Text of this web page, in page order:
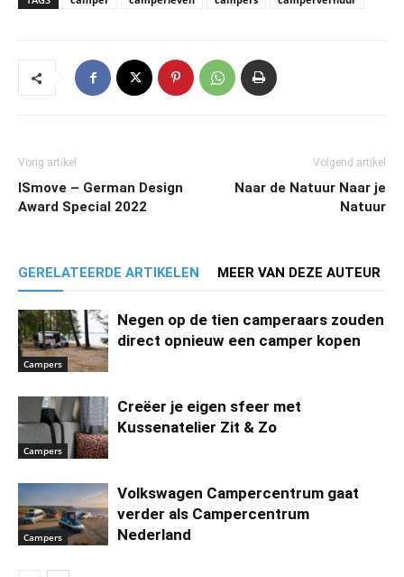
Vorig artikel
ISmove – German Design
Award Special 2022
Volgend artikel
Naar de Natuur Naar je
Natuur
GERELATEERDE ARTIKELEN MEER VAN DEZE AUTEUR
Campers
Negen op de tien camperaars zouden
direct opnieuw een camper kopen
Campers
Creëer je eigen sfeer met
Kussenatelier Zit & Zo
Campers
Volkswagen Campercentrum gaat
verder als Campercentrum
Nederland